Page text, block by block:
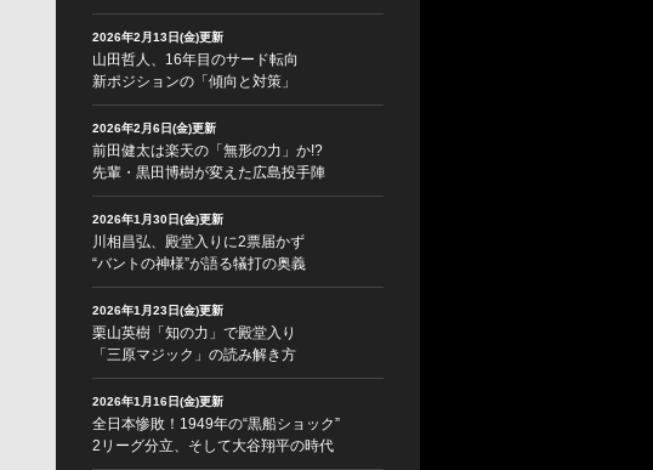
2026年2月13日(金)更新
山田哲人、16年目のサード転向
新ポジションの「傾向と対策」
2026年2月6日(金)更新
前田健太は楽天の「無形の力」か!?
先輩・黒田博樹が変えた広島投手陣
2026年1月30日(金)更新
川相昌弘、殿堂入りに2票届かず
“バントの神様”が語る犠打の奥義
2026年1月23日(金)更新
栗山英樹「知の力」で殿堂入り
「三原マジック」の読み解き方
2026年1月16日(金)更新
全日本惨敗！1949年の“黒船ショック”
2リーグ分立、そして大谷翔平の時代